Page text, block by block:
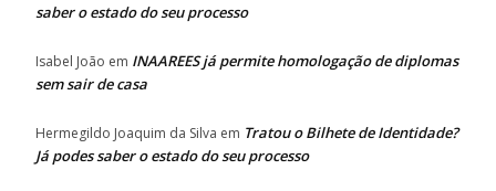
saber o estado do seu processo
Isabel João em INAAREES já permite homologação de diplomas
sem sair de casa
Hermegildo Joaquim da Silva em Tratou o Bilhete de Identidade?
Já podes saber o estado do seu processo